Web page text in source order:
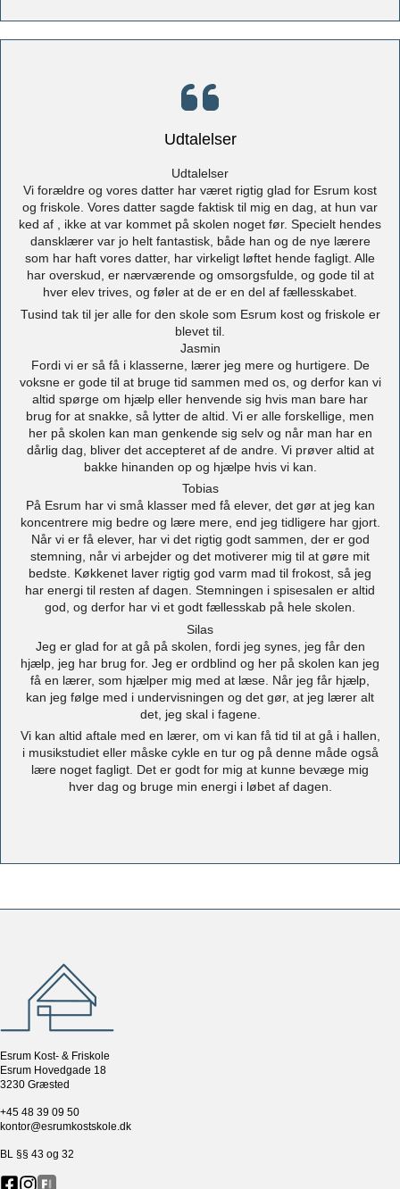
Udtalelser
Udtalelser
Vi forældre og vores datter har været rigtig glad for Esrum kost
og friskole. Vores datter sagde faktisk til mig en dag, at hun var
ked af , ikke at var kommet på skolen noget før. Specielt hendes
dansklærer var jo helt fantastisk, både han og de nye lærere
som har haft vores datter, har virkeligt løftet hende fagligt. Alle
har overskud, er nærværende og omsorgsfulde, og gode til at
hver elev trives, og føler at de er en del af fællesskabet.
Tusind tak til jer alle for den skole som Esrum kost og friskole er
blevet til.
Jasmin
Fordi vi er så få i klasserne, lærer jeg mere og hurtigere. De
voksne er gode til at bruge tid sammen med os, og derfor kan vi
altid spørge om hjælp eller henvende sig hvis man bare har
brug for at snakke, så lytter de altid. Vi er alle forskellige, men
her på skolen kan man genkende sig selv og når man har en
dårlig dag, bliver det accepteret af de andre. Vi prøver altid at
bakke hinanden op og hjælpe hvis vi kan.
Tobias
På Esrum har vi små klasser med få elever, det gør at jeg kan
koncentrere mig bedre og lære mere, end jeg tidligere har gjort.
Når vi er få elever, har vi det rigtig godt sammen, der er god
stemning, når vi arbejder og det motiverer mig til at gøre mit
bedste. Køkkenet laver rigtig god varm mad til frokost, så jeg
har energi til resten af dagen. Stemningen i spisesalen er altid
god, og derfor har vi et godt fællesskab på hele skolen.
Silas
Jeg er glad for at gå på skolen, fordi jeg synes, jeg får den
hjælp, jeg har brug for. Jeg er ordblind og her på skolen kan jeg
få en lærer, som hjælper mig med at læse. Når jeg får hjælp,
kan jeg følge med i undervisningen og det gør, at jeg lærer alt
det, jeg skal i fagene.
Vi kan altid aftale med en lærer, om vi kan få tid til at gå i hallen,
i musikstudiet eller måske cykle en tur og på denne måde også
lære noget fagligt. Det er godt for mig at kunne bevæge mig
hver dag og bruge min energi i løbet af dagen.
Esrum Kost- & Friskole
Esrum Hovedgade 18
3230 Græsted
+45 48 39 09 50
kontor@esrumkostskole.dk
BL §§ 43 og 32